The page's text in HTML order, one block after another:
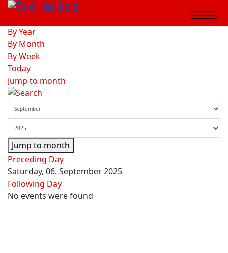
By Year
By Month
By Week
Today
Jump to month
Jump to month
Preceding Day
Saturday, 06. September 2025
Following Day
No events were found